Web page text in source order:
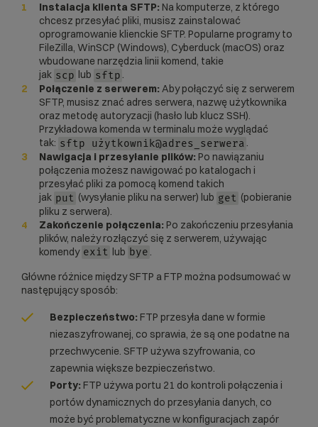
Instalacja klienta SFTP: Na komputerze, z którego
chcesz przesyłać pliki, musisz zainstalować
oprogramowanie klienckie SFTP. Popularne programy to
FileZilla, WinSCP (Windows), Cyberduck (macOS) oraz
wbudowane narzędzia linii komend, takie
jak scp lub sftp .
Połączenie z serwerem: Aby połączyć się z serwerem
SFTP, musisz znać adres serwera, nazwę użytkownika
oraz metodę autoryzacji (hasło lub klucz SSH).
Przykładowa komenda w terminalu może wyglądać
tak: sftp użytkownik@adres_serwera .
Nawigacja i przesyłanie plików: Po nawiązaniu
połączenia możesz nawigować po katalogach i
przesyłać pliki za pomocą komend takich
jak put (wysyłanie pliku na serwer) lub get (pobieranie
pliku z serwera).
Zakończenie połączenia: Po zakończeniu przesyłania
plików, należy rozłączyć się z serwerem, używając
komendy exit lub bye
Główne różnice między SFTP a FTP można podsumować w
następujący sposób:
Bezpieczeństwo: FTP przesyła dane w formie
niezaszyfrowanej, co sprawia, że są one podatne na
przechwycenie. SFTP używa szyfrowania, co
zapewnia większe bezpieczeństwo.
Porty: FTP używa portu 21 do kontroli połączenia i
portów dynamicznych do przesyłania danych, co
może być problematyczne w konfiguracjach zapór